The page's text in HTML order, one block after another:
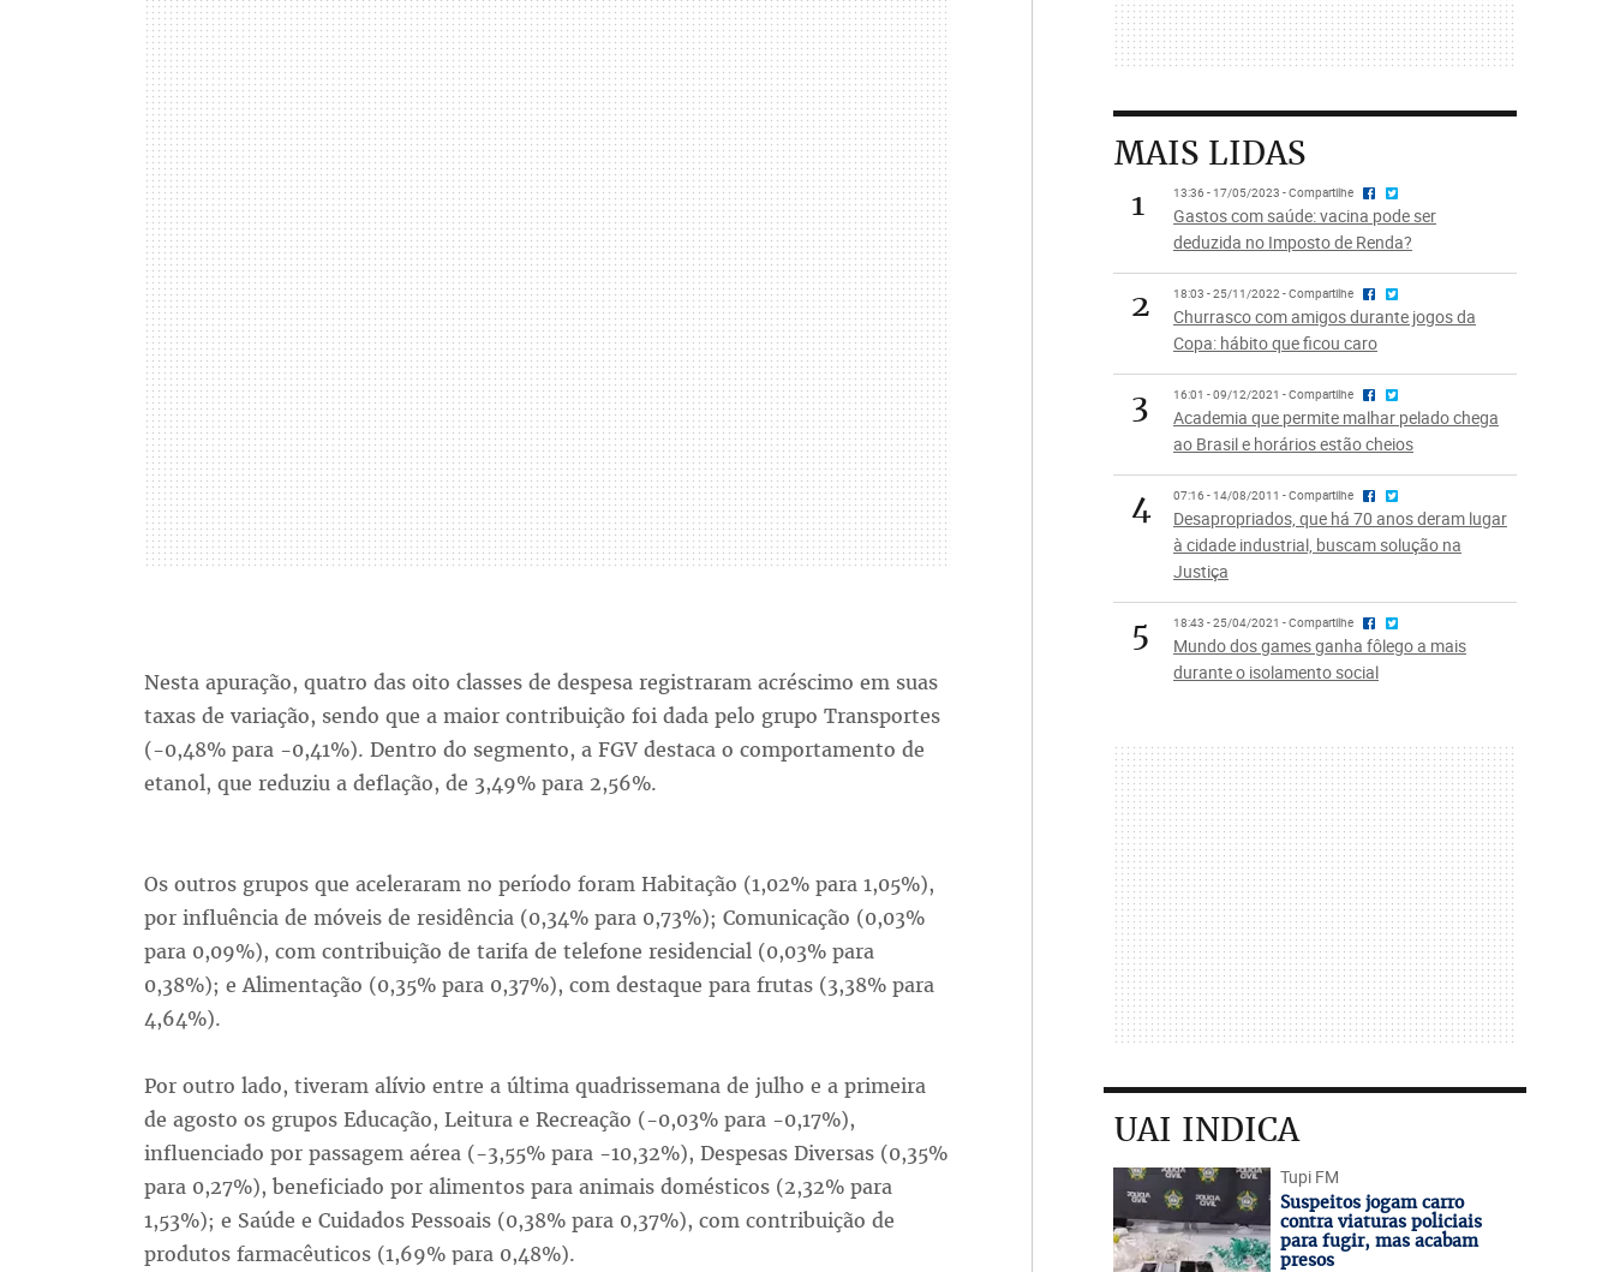
Nesta apuração, quatro das oito classes de despesa registraram acréscimo em suas
taxas de variação, sendo que a maior contribuição foi dada pelo grupo Transportes
(-0,48% para -0,41%). Dentro do segmento, a FGV destaca o comportamento de
etanol, que reduziu a deflação, de 3,49% para 2,56%.
Os outros grupos que aceleraram no período foram Habitação (1,02% para 1,05%),
por influência de móveis de residência (0,34% para 0,73%); Comunicação (0,03%
para 0,09%), com contribuição de tarifa de telefone residencial (0,03% para
0,38%); e Alimentação (0,35% para 0,37%), com destaque para frutas (3,38% para
4,64%).
Por outro lado, tiveram alívio entre a última quadrissemana de julho e a primeira
de agosto os grupos Educação, Leitura e Recreação (-0,03% para -0,17%),
influenciado por passagem aérea (-3,55% para -10,32%), Despesas Diversas (0,35%
para 0,27%), beneficiado por alimentos para animais domésticos (2,32% para
1,53%); e Saúde e Cuidados Pessoais (0,38% para 0,37%), com contribuição de
produtos farmacêuticos (1,69% para 0,48%).
MAIS LIDAS
1
13:36 - 17/05/2023 - Compartilhe
Gastos com saúde: vacina pode ser
deduzida no Imposto de Renda?
2 18:03 - 25/11/2022 - Compartilhe
Churrasco com amigos durante jogos da
Copa: hábito que ficou caro
3 16:01 - 09/12/2021 - Compartilhe
Academia que permite malhar pelado chega
ao Brasil e horários estão cheios
4 07:16 - 14/08/2011 - Compartilhe
Desapropriados, que há 70 anos deram lugar
à cidade industrial, buscam solução na
Justiça
5 18:43 - 25/04/2021 - Compartilhe
Mundo dos games ganha fôlego a mais
durante o isolamento social
UAI INDICA
Tupi FM
Suspeitos jogam carro
contra viaturas policiais
para fugir, mas acabam
presos